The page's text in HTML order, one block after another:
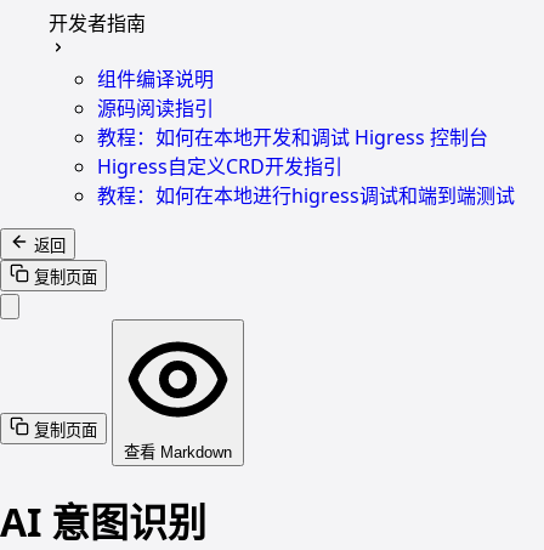
开发者指南
组件编译说明
源码阅读指引
教程：如何在本地开发和调试 Higress 控制台
Higress自定义CRD开发指引
教程：如何在本地进行higress调试和端到端测试
返回
复制页面
复制页面
查看 Markdown
AI 意图识别